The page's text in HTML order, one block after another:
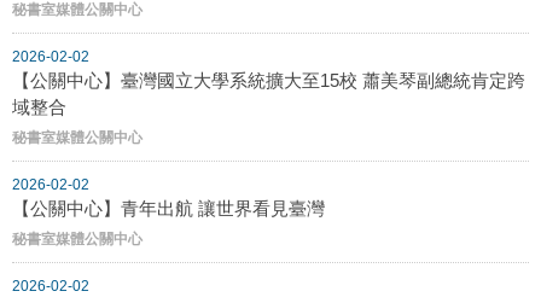
秘書室媒體公關中心
2026-02-02
【公關中心】臺灣國立大學系統擴大至15校 蕭美琴副總統肯定跨
域整合
秘書室媒體公關中心
2026-02-02
【公關中心】青年出航 讓世界看見臺灣
秘書室媒體公關中心
2026-02-02